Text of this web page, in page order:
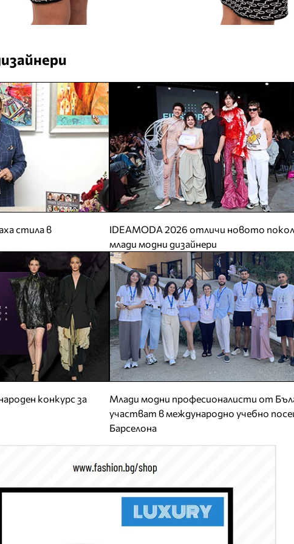
стила в
IDEAMODA 2026 отличи новото
млади модни дизайнери
конкурс за
Млади модни професионалисти от
участват в международно учебно
Барселона